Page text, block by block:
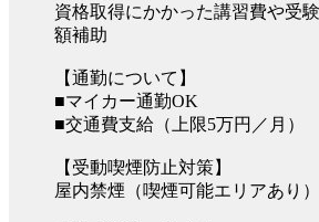
資格取得にかかった講習費や受
額補助
【通勤について】
■マイカー通勤OK
■交通費支給（上限5万円／月）
【受動喫煙防止対策】
屋内禁煙（喫煙可能エリアあり）